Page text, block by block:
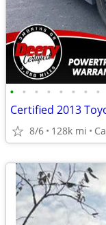
• • • • • • • •
Certified 2013
8/6 128k mi